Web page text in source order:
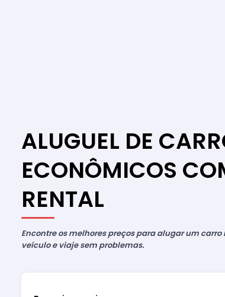
ALUGUEL DE
ECONÔMICOS
RENTAL
Encontre os melhores preços para alugar um carro
veículo e viaje sem problemas.